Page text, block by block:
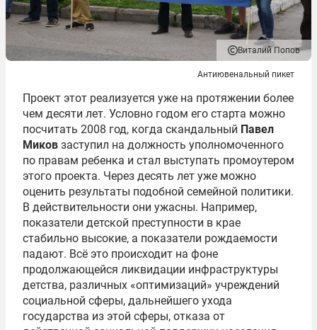
Виталий Попов
Антиювенальный пикет
Проект этот реализуется уже на протяжении более
чем десяти лет. Условно годом его старта можно
посчитать 2008 год, когда скандальный Павел
Миков заступил на должность уполномоченного
по правам ребенка и стал выступать промоутером
этого проекта. Через десять лет уже можно
оценить результаты подобной семейной политики.
В действительности они ужасны. Например,
показатели детской преступности в крае
стабильно высокие, а показатели рождаемости
падают. Всё это происходит на фоне
продолжающейся ликвидации инфраструктуры
детства, различных «оптимизаций» учреждений
социальной сферы, дальнейшего ухода
государства из этой сферы, отказа от